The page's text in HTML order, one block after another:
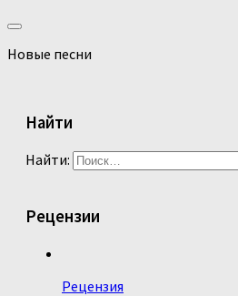
Новые песни
Найти
Найти:
Рецензии
Рецензия